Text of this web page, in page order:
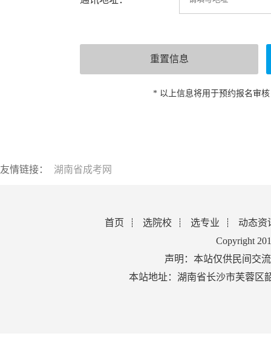
* 以上信息将用于预约报名审
友情链接： 湖南省成考网
首页 选院校 选专业
动态资
Copyright
声明：本站仅供民间交
本站地址：湖南省长沙市芙蓉区